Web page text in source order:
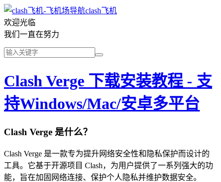
clash飞机
欢迎光临
我们一直在努力
Clash Verge 下载安装教程 - 支
持Windows/Mac/安卓多平台
Clash Verge 是什么？
Clash Verge 是一款专为提升网络安全性和隐私保护而设计的
工具。它基于开源项目 Clash，为用户提供了一系列强大的功
能，旨在加固网络连接、保护个人隐私并维护数据安全。